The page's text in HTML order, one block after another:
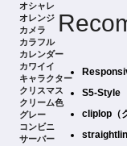
オシャレ
オレンジ
カメラ
カラフル
カレンダー
カワイイ
キャラクター
クリスマス
クリーム色
グレー
コンビニ
サーバー
S5-Style
cliplop（